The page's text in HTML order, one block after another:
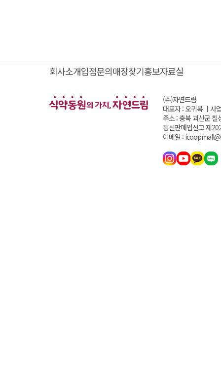
회사소개입점문의매장찾기홍보자료실
(주)자연드림
대표자 : 오귀복 ㅣ 사
주소 : 충북 괴산군 칠
통신판매업신고 제
이메일 :